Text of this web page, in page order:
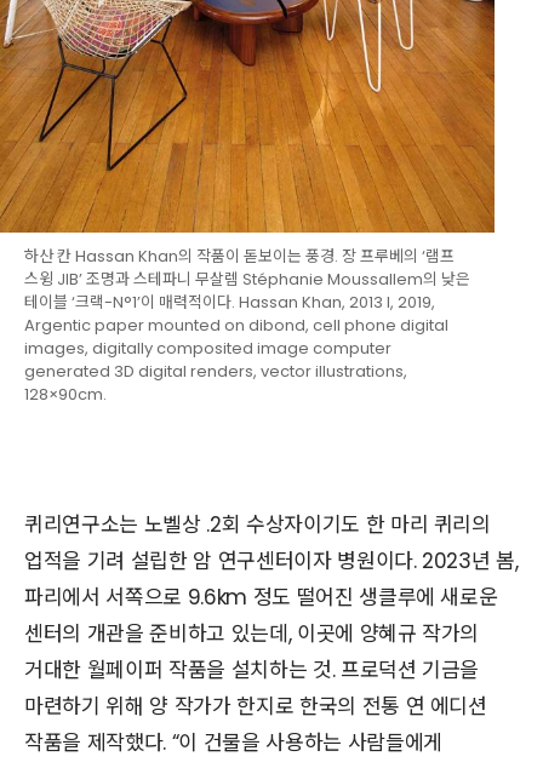
하산 칸 Hassan Khan의 작품이 돋보이는 풍경. 장 프루베의 ‘램프
스윙 JIB’ 조명과 스테파니 무살렘 Stéphanie Moussallem의 낮은
테이블 ‘크랙-N°1’이 매력적이다. Hassan Khan, 2013 I, 2019,
Argentic paper mounted on dibond, cell phone digital
images, digitally composited image computer
generated 3D digital renders, vector illustrations,
128×90cm.
퀴리연구소는 노벨상 .2회 수상자이기도 한 마리 퀴리의
업적을 기려 설립한 암 연구센터이자 병원이다. 2023년 봄,
파리에서 서쪽으로 9.6km 정도 떨어진 생클루에 새로운
센터의 개관을 준비하고 있는데, 이곳에 양혜규 작가의
거대한 월페이퍼 작품을 설치하는 것. 프로덕션 기금을
마련하기 위해 양 작가가 한지로 한국의 전통 연 에디션
작품을 제작했다. “이 건물을 사용하는 사람들에게